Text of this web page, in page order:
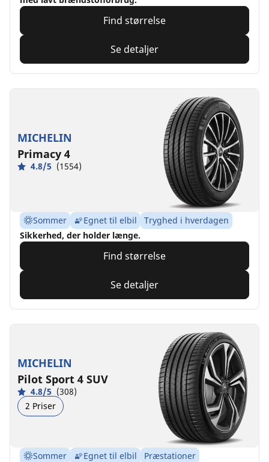
Find størrelse
Se detaljer
MICHELIN
Primacy 4
4.8/5 (1554)
Sommer Egnet til elbil
Tryghed i hverdagen
Sikkerhed, der holder længe.
Find størrelse
Se detaljer
MICHELIN
Pilot Sport 4 SUV
4.8/5 (308)
2 Priser
Sommer Egnet til elbil
Præstationer